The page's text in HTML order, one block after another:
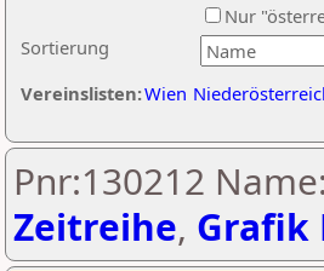
Sortierung
Nur
Vereinslisten:Wien
Pnr:130212
Zeitreihe, Grafik